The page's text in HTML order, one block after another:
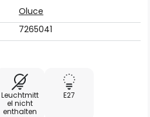
Oluce
7265041
Leuchtmitt
el nicht
enthalten
E27